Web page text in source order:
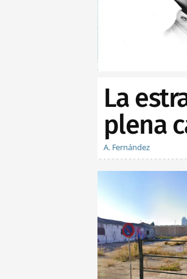
La
plena
A. Fernández